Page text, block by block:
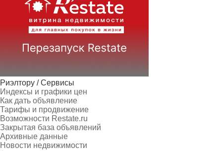
Риэлтору / Сервисы
Индексы и графики цен
Как дать объявление
Тарифы и продвижение
Возможности Restate.ru
Закрытая база объявлений
Архивные данные
Новости недвижимости